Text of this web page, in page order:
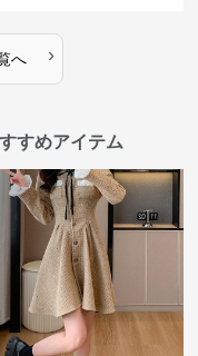
へ ›
すめアイテム